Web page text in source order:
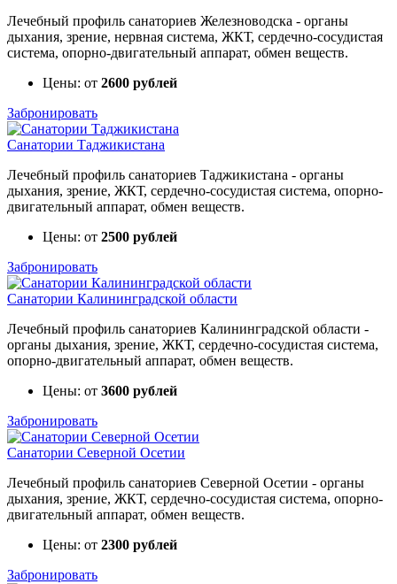
Лечебный профиль санаториев Железноводска - органы
дыхания, зрение, нервная система, ЖКТ, сердечно-сосудистая
система, опорно-двигательный аппарат, обмен веществ.
Цены: от 2600 рублей
Забронировать
Санатории Таджикистана
Лечебный профиль санаториев Таджикистана - органы
дыхания, зрение, ЖКТ, сердечно-сосудистая система, опорно-
двигательный аппарат, обмен веществ.
Цены: от 2500 рублей
Забронировать
Санатории Калининградской области
Лечебный профиль санаториев Калининградской области -
органы дыхания, зрение, ЖКТ, сердечно-сосудистая система,
опорно-двигательный аппарат, обмен веществ.
Цены: от 3600 рублей
Забронировать
Санатории Северной Осетии
Лечебный профиль санаториев Северной Осетии - органы
дыхания, зрение, ЖКТ, сердечно-сосудистая система, опорно-
двигательный аппарат, обмен веществ.
Цены: от 2300 рублей
Забронировать